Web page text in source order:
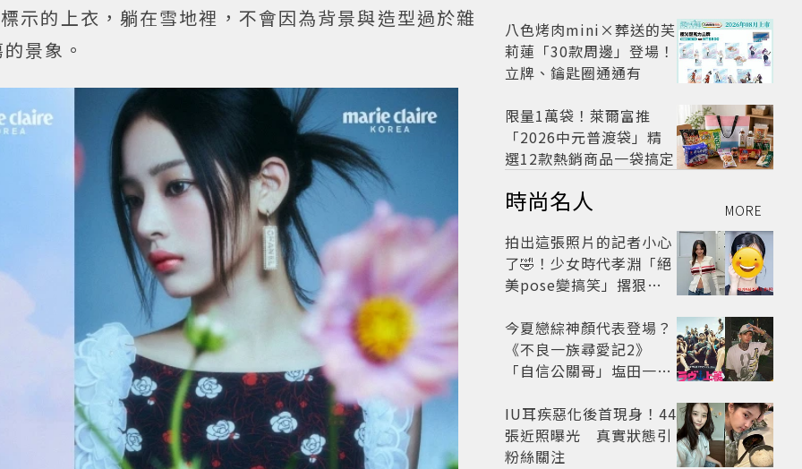
示的上衣，躺在雪地裡，不會因為背景與造型過於雜
景象。
八色烤肉mini×葬送的芙
莉蓮「30款周邊」登場！
立牌、鑰匙圈通通有
限量1萬袋！萊爾富推
「2026中元普渡袋」精
選12款熱銷商品一袋搞定
時尚名人 MORE
拍出這張照片的記者小心
了🤣！少女時代孝淵「絕
美pose變搞笑」撂狠
今夏戀綜神顏代表登場？
《不良一族尋愛記2》
「自信公關哥」塩田一馬
老闆
IU耳疾惡化後首現身！44
張近照曝光 真實狀態引
粉絲關注